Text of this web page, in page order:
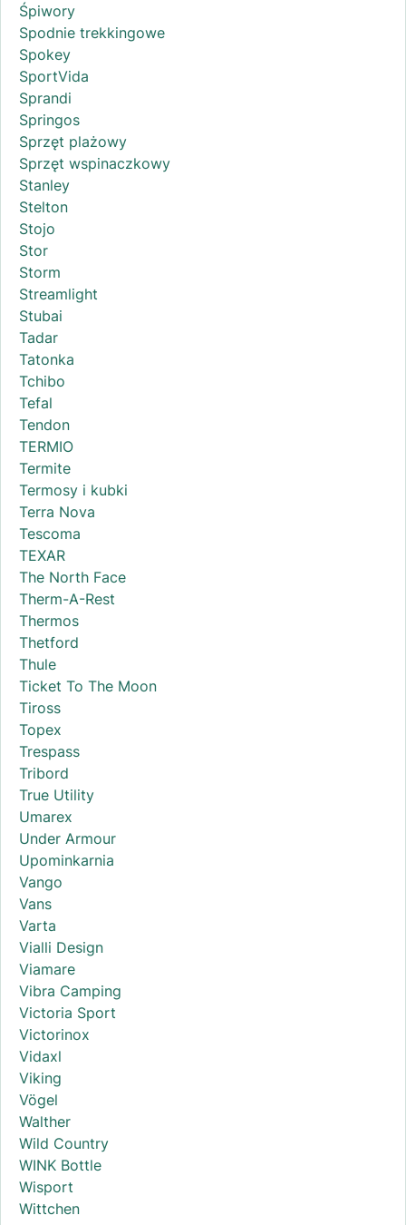
Śpiwory
Spodnie trekkingowe
Spokey
SportVida
Sprandi
Springos
Sprzęt plażowy
Sprzęt wspinaczkowy
Stanley
Stelton
Stojo
Stor
Storm
Streamlight
Stubai
Tadar
Tatonka
Tchibo
Tefal
Tendon
TERMIO
Termite
Termosy i kubki
Terra Nova
Tescoma
TEXAR
The North Face
Therm-A-Rest
Thermos
Thetford
Thule
Ticket To The Moon
Tiross
Topex
Trespass
Tribord
True Utility
Umarex
Under Armour
Upominkarnia
Vango
Vans
Varta
Vialli Design
Viamare
Vibra Camping
Victoria Sport
Victorinox
Vidaxl
Viking
Vögel
Walther
Wild Country
WINK Bottle
Wisport
Wittchen